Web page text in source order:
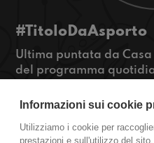
#TitoloDaAsporto
Ultima puntata da
del programma
giornalista del Corriere
scatenatasi su Twitter
Informazioni sui cookie
Utilizziamo i cookie per
prestazioni e sull'utilizzo del